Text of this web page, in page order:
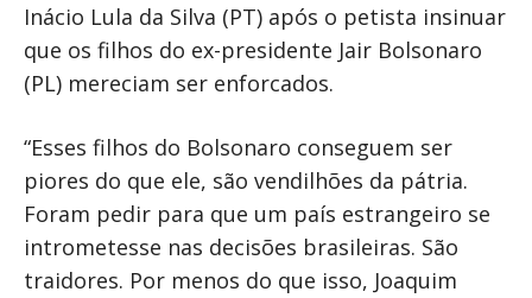
Inácio Lula da Silva (PT) após o petista insinuar
que os filhos do ex-presidente Jair Bolsonaro
(PL) mereciam ser enforcados.
“Esses filhos do Bolsonaro conseguem ser
piores do que ele, são vendilhões da pátria.
Foram pedir para que um país estrangeiro se
intrometesse nas decisões brasileiras. São
traidores. Por menos do que isso, Joaquim